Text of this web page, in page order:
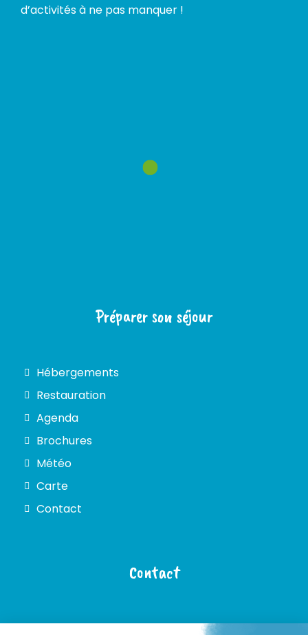
d’activités à ne pas manquer !
Préparer son séjour
Hébergements
Restauration
Agenda
Brochures
Météo
Carte
Contact
Contact
5 rue Saint Epoing